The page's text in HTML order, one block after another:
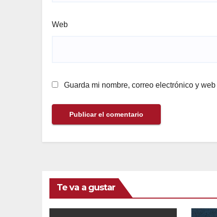
Web
Guarda mi nombre, correo electrónico y
Te va a gustar